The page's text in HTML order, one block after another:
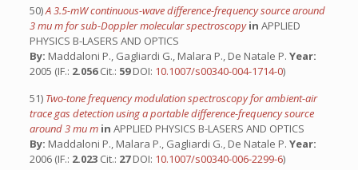
50)A 3.5-mW continuous-wave difference-frequency source around
3 mu m for sub-Doppler molecular spectroscopyin APPLIED
PHYSICS B-LASERS AND OPTICS
By: Maddaloni P., Gagliardi G., Malara P., De Natale P. Year:
2005 (IF.: 2.056Cit.: 59DOI: 10.1007/s00340-004-1714-0)
51) Two-tone frequency modulation spectroscopy for ambient-air
trace gas detection using a portable difference-frequency source
around 3 mu m in APPLIED PHYSICS B-LASERS AND OPTICS
By: Maddaloni P., Malara P., Gagliardi G., De Natale P. Year:
2006 (IF.: 2.023 Cit.: 27DOI: 10.1007/s00340-006-2299-6)